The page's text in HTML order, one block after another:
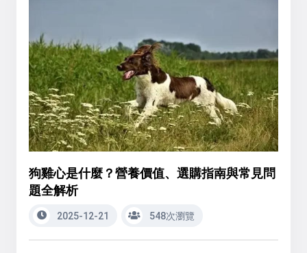
狗雞心是什麼？營養價值、選購指南與常見問
題全解析
2025-12-21 548次瀏覽